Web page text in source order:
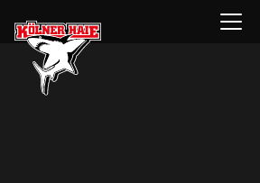
Menü
öffnen